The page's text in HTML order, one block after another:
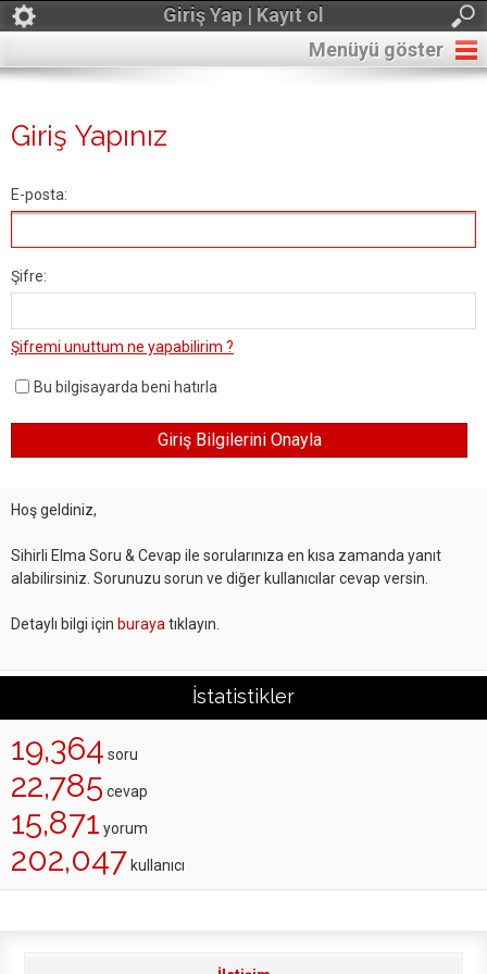
Giriş Yap | Kayıt ol
Menüyü göster
Giriş Yapınız
E-posta:
Şifre:
Şifremi unuttum ne yapabilirim ?
Bu bilgisayarda beni hatırla
Hoş geldiniz,
Sihirli Elma Soru & Cevap ile sorularınıza en kısa zamanda yanıt
alabilirsiniz. Sorunuzu sorun ve diğer kullanıcılar cevap versin.
Detaylı bilgi için buraya tıklayın.
İstatistikler
19,364 soru
22,785 cevap
15,871 yorum
202,047 kullanıcı